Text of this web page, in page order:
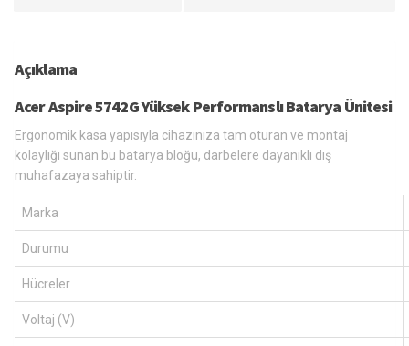
Açıklama
Acer Aspire 5742G Yüksek Performanslı Batarya Ünitesi
Ergonomik kasa yapısıyla cihazınıza tam oturan ve montaj
kolaylığı sunan bu batarya bloğu, darbelere dayanıklı dış
muhafazaya sahiptir.
Marka
Durumu
Hücreler
Voltaj (V)